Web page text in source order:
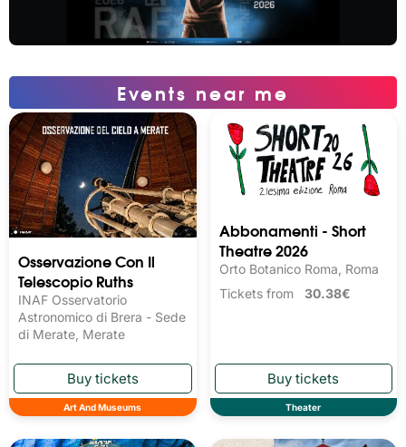
Events near me
Osservazione Con Il
Telescopio Ruths
INAF Osservatorio
Astronomico di Brera - Sede
di Merate, Merate
Art And Museums
Abbonamenti - Short
Theatre 2026
Orto Botanico Roma, Roma
Tickets from 30.38€
Theater